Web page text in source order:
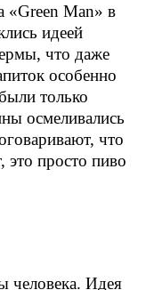
«Green Man» в
идеей
что даже
особенно
только
осмеливались
что
это просто пиво
человека. Идея